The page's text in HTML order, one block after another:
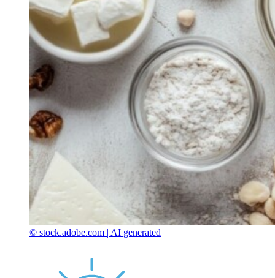
© stock.adobe.com | AI generated